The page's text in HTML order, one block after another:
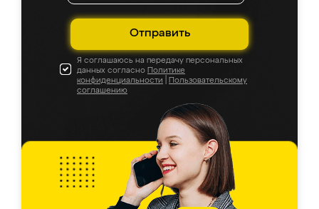
Отправить
Я соглашаюсь на передачу персональных
данных согласно Политике
конфиденциальности
Пользовательскому
соглашению